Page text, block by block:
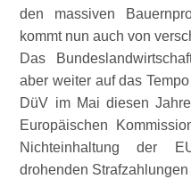
den massiven
kommt nun auch von
Das
aber weiter auf das
DüV im Mai diesen
Europäischen
Nichteinhaltung der
drohenden